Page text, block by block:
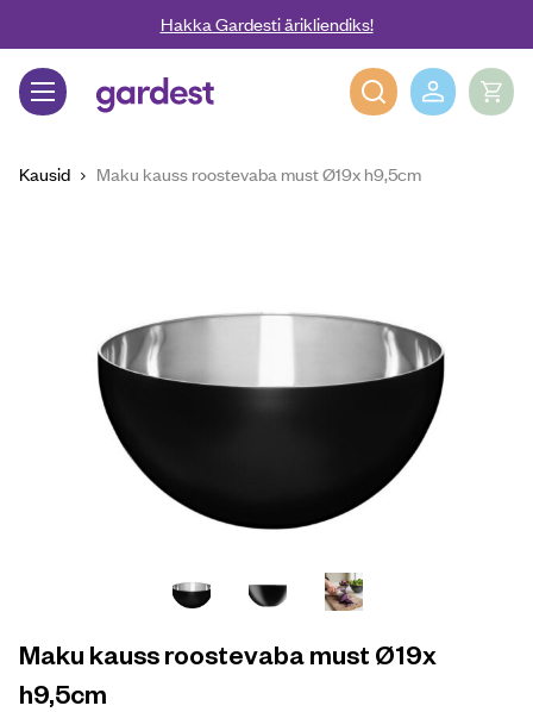
Liigu edasi põhisisu juurdeHakka Gardesti ärikliendiks!
Gardest
Kausid Maku kauss roostevaba must Ø19x h9,5cm
Maku kauss roostevaba must Ø19x
h9,5cm